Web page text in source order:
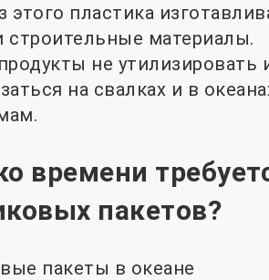
этого пластика
строительные материалы.
не
на свалках и в
времени
пакетов?
пакеты в океане